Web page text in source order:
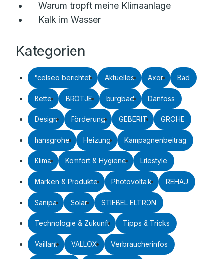
Warum tropft meine Klimaanlage
Kalk im Wasser
Kategorien
°celseo berichtet Aktuelles Axor Bad
Bette BRÖTJE burgbad Danfoss
Design Förderung GEBERIT GROHE
hansgrohe Heizung Kampagnenbeitrag
Klima Komfort & Hygiene Lifestyle
Marken & Produkte Photovoltaik REHAU
Sanipa Solar STIEBEL ELTRON
Technologie & Zukunft Tipps & Tricks
Vaillant VALLOX Verbraucherinfos